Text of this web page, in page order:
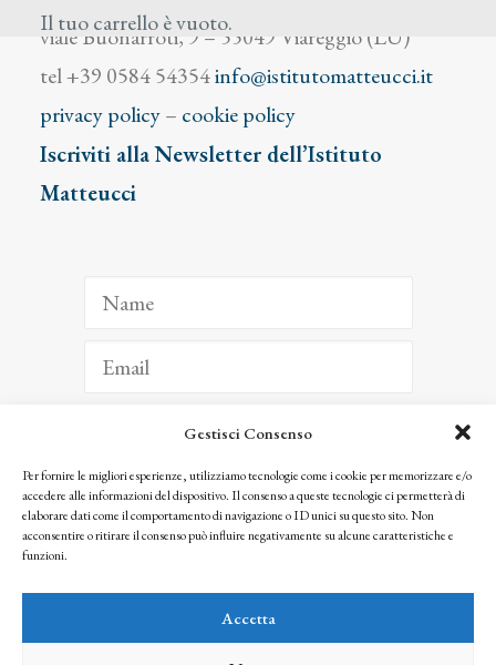
Gestisci Consenso
Per fornire le migliori esperienze, utilizziamo tecnologie come i cookie per memorizzare e/o
accedere alle informazioni del dispositivo. Il consenso a queste tecnologie ci permetterà di
elaborare dati come il comportamento di navigazione o ID unici su questo sito. Non
acconsentire o ritirare il consenso può influire negativamente su alcune caratteristiche e
funzioni.
Accetta
Il tuo carrello è vuoto.
viale Buonarroti, 9 – 55049 Viareggio (LU)
tel +39 0584 54354info@istitutomatteucci.it
privacy policy– cookie policy
Iscriviti alla Newsletter dell’Istituto
Matteucci
ISCRIVITI
Facendo clic per iscriverti, riconosci che le tue informazioni saranno trattate
seguendo la nostra Privacy Policy
© 2025 Istituto Matteucci. All right reserved
l’autorizzazione scritta dei proprietari dei diritti e dell’Istituto Matteucci